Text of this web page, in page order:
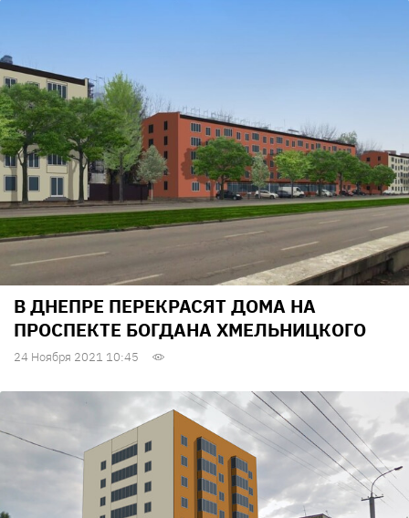
В ДНЕПРЕ ПЕРЕКРАСЯТ ДОМА НА
ПРОСПЕКТЕ БОГДАНА ХМЕЛЬНИЦКОГО
24 Ноября 2021 10:45